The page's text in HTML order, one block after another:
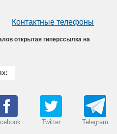
Контактные телефоны
открытая гиперссылка на
Twitter Telegram